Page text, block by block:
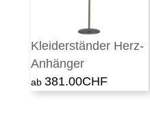
Kleiderständer Herz-
Anhänger
381.00CHF